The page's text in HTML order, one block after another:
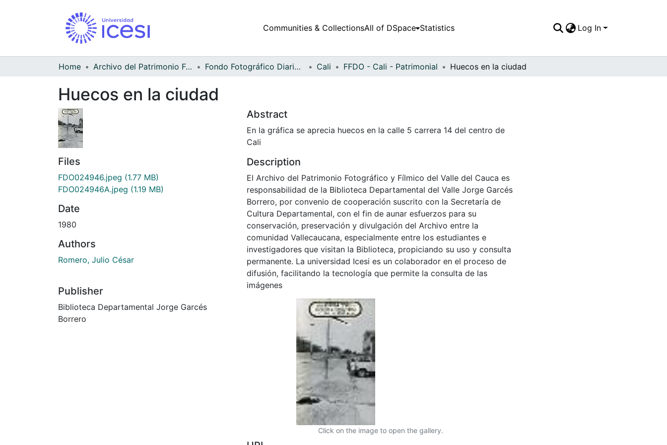
Communities & CollectionsAll of DSpace Statistics Log In
Home Archivo del Patrimonio Fotográfico y Fílmico del Valle del Cauca Fondo Fotográfico Diario Occidente Cali FFDO - Cali - Patrimonial Huecos en la ciudad
Huecos en la ciudad
Files
FDO024946.jpeg (1.77 MB)
FDO024946A.jpeg (1.19 MB)
Date
1980
Authors
Romero, Julio César
Publisher
Biblioteca Departamental Jorge Garcés
Borrero
Abstract
En la gráfica se aprecia huecos en la calle 5 carrera 14 del centro de
Cali
Description
El Archivo del Patrimonio Fotográfico y Fílmico del Valle del Cauca es
responsabilidad de la Biblioteca Departamental del Valle Jorge Garcés
Borrero, por convenio de cooperación suscrito con la Secretaría de
Cultura Departamental, con el fin de aunar esfuerzos para su
conservación, preservación y divulgación del Archivo entre la
comunidad Vallecaucana, especialmente entre los estudiantes e
investigadores que visitan la Biblioteca, propiciando su uso y consulta
permanente. La universidad Icesi es un colaborador en el proceso de
difusión, facilitando la tecnología que permite la consulta de las
imágenes
Click on the image to open the gallery.